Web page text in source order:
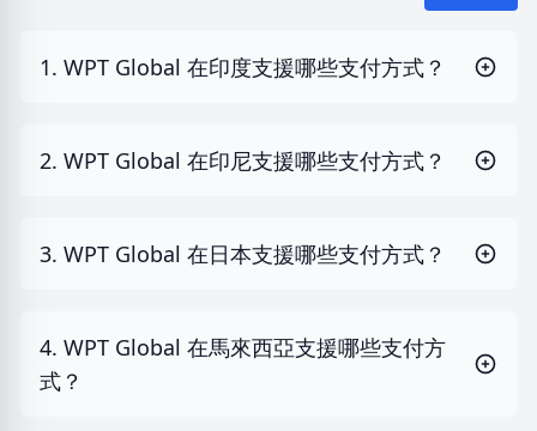
1. WPT Global 在印度支援哪些支付方式？
2. WPT Global 在印尼支援哪些支付方式？
3. WPT Global 在日本支援哪些支付方式？
4. WPT Global 在馬來西亞支援哪些支付方
式？